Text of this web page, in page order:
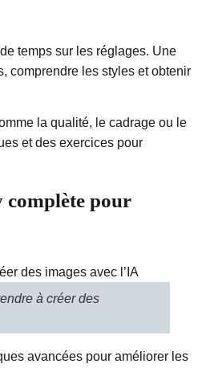
temps sur les réglages. Une
comprendre les styles et obtenir
la qualité, le cadrage ou le
et des exercices pour
pour
à créer des
avancées pour améliorer les